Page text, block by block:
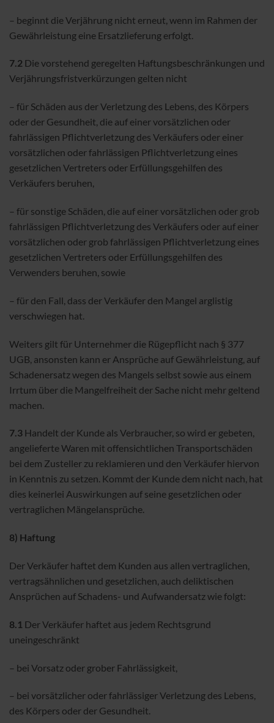
– beginnt die Verjährung nicht erneut, wenn im Rahmen der
Gewährleistung eine Ersatzlieferung erfolgt.
7.2 Die vorstehend geregelten Haftungsbeschränkungen und
Verjährungsfristverkürzungen gelten nicht
– für Schäden aus der Verletzung des Lebens, des Körpers
oder der Gesundheit, die auf einer vorsätzlichen oder
fahrlässigen Pflichtverletzung des Verkäufers oder einer
vorsätzlichen oder fahrlässigen Pflichtverletzung eines
gesetzlichen Vertreters oder Erfüllungsgehilfen des
Verkäufers beruhen,
– für sonstige Schäden, die auf einer vorsätzlichen oder grob
fahrlässigen Pflichtverletzung des Verkäufers oder auf einer
vorsätzlichen oder grob fahrlässigen Pflichtverletzung eines
gesetzlichen Vertreters oder Erfüllungsgehilfen des
Verwenders beruhen, sowie
– für den Fall, dass der Verkäufer den Mangel arglistig
verschwiegen hat.
Weiters gilt für Unternehmer die Rügepflicht nach § 377
UGB, ansonsten kann er Ansprüche auf Gewährleistung, auf
Schadenersatz wegen des Mangels selbst sowie aus einem
Irrtum über die Mangelfreiheit der Sache nicht mehr geltend
machen.
7.3 Handelt der Kunde als Verbraucher, so wird er gebeten,
angelieferte Waren mit offensichtlichen Transportschäden
bei dem Zusteller zu reklamieren und den Verkäufer hiervon
in Kenntnis zu setzen. Kommt der Kunde dem nicht nach, hat
dies keinerlei Auswirkungen auf seine gesetzlichen oder
vertraglichen Mängelansprüche.
8) Haftung
Der Verkäufer haftet dem Kunden aus allen vertraglichen,
vertragsähnlichen und gesetzlichen, auch deliktischen
Ansprüchen auf Schadens- und Aufwandersatz wie folgt:
8.1 Der Verkäufer haftet aus jedem Rechtsgrund
uneingeschränkt
– bei Vorsatz oder grober Fahrlässigkeit,
– bei vorsätzlicher oder fahrlässiger Verletzung des Lebens,
des Körpers oder der Gesundheit.